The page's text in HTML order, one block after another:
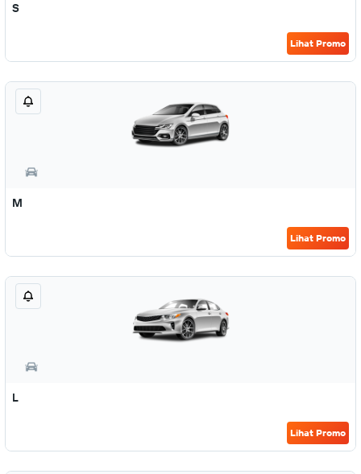
S
Lihat Promo
M
Lihat Promo
L
Lihat Promo